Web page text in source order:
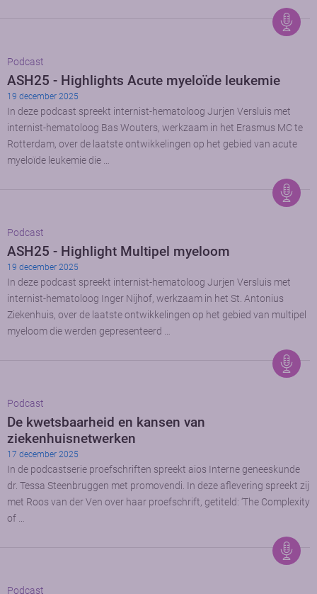
Podcast
ASH25 - Highlights Acute myeloïde leukemie
19 december 2025
In deze podcast spreekt internist-hematoloog Jurjen Versluis met
internist-hematoloog Bas Wouters, werkzaam in het Erasmus MC te
Rotterdam, over de laatste ontwikkelingen op het gebied van acute
myeloïde leukemie die …
Podcast
ASH25 - Highlight Multipel myeloom
19 december 2025
In deze podcast spreekt internist-hematoloog Jurjen Versluis met
internist-hematoloog Inger Nijhof, werkzaam in het St. Antonius
Ziekenhuis, over de laatste ontwikkelingen op het gebied van multipel
myeloom die werden gepresenteerd …
Podcast
De kwetsbaarheid en kansen van
ziekenhuisnetwerken
17 december 2025
In de podcastserie proefschriften spreekt aios Interne geneeskunde
dr. Tessa Steenbruggen met promovendi. In deze aflevering spreekt zij
met Roos van der Ven over haar proefschrift, getiteld: ‘The Complexity
of …
Podcast